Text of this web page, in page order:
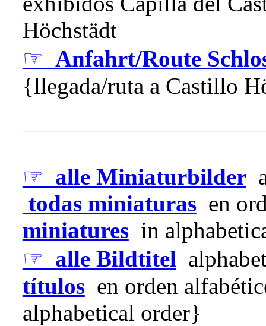
Höchstädt
☞ Anfahrt/Route
{llegada/ruta a Castillo
☞ alle Miniaturbilder
todas miniaturasen
miniaturesin
☞ alle Bildtitel
títulosen orden
alphabetical order}